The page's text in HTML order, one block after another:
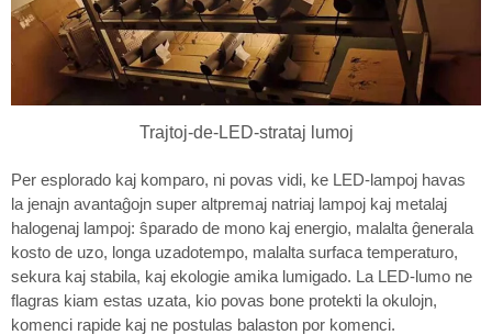
Trajtoj-de-LED-strataj lumoj
Per esplorado kaj komparo, ni povas vidi, ke LED-lampoj havas
la jenajn avantaĝojn super altpremaj natriaj lampoj kaj metalaj
halogenaj lampoj: ŝparado de mono kaj energio, malalta ĝenerala
kosto de uzo, longa uzadotempo, malalta surfaca temperaturo,
sekura kaj stabila, kaj ekologie amika lumigado. La LED-lumo ne
flagras kiam estas uzata, kio povas bone protekti la okulojn,
komenci rapide kaj ne postulas balaston por komenci.